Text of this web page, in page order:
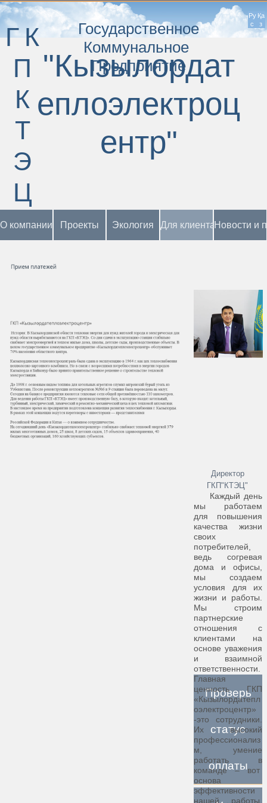
"Кызылордат
еплоэлектроц
ентр"
Государственное
Коммунальное
Предприятие
ГК
П
К
Т
Э
Ц
Ру
с
Қа
з
О компании Проекты Экология Для клиента Новости и
Проверь
статус
оплаты
Каждый день
мы работаем
для повышения
качества жизни
своих
потребителей,
ведь согревая
дома и офисы,
мы создаем
условия для их
жизни и работы.
Мы строим
партнерские
отношения с
клиентами на
основе уважения
и взаимной
ответственности.
Главная
ценность ГКП
«Кызылордатепл
оэлектроцентр»
-это сотрудники.
Их высокий
профессионализ
м, умение
работать в
команде – вот
основа
эффективности
нашей работы.
Директор
ГКП"КТЭЦ"